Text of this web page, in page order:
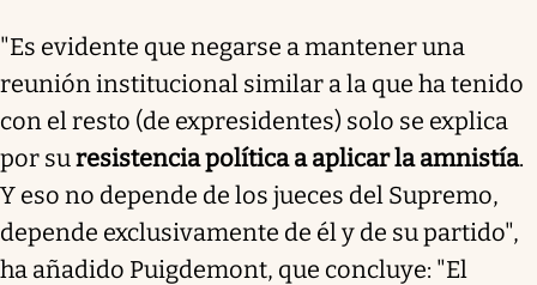
"Es evidente que negarse a mantener una
reunión institucional similar a la que ha tenido
con el resto (de expresidentes) solo se explica
por su resistencia política a aplicar la amnistía.
Y eso no depende de los jueces del Supremo,
depende exclusivamente de él y de su partido",
ha añadido Puigdemont, que concluye: "El